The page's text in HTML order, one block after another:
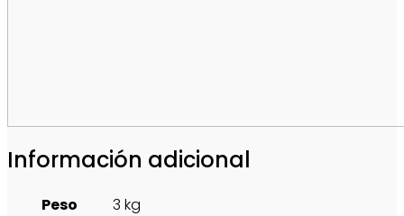
Información adicional
Peso
3 kg